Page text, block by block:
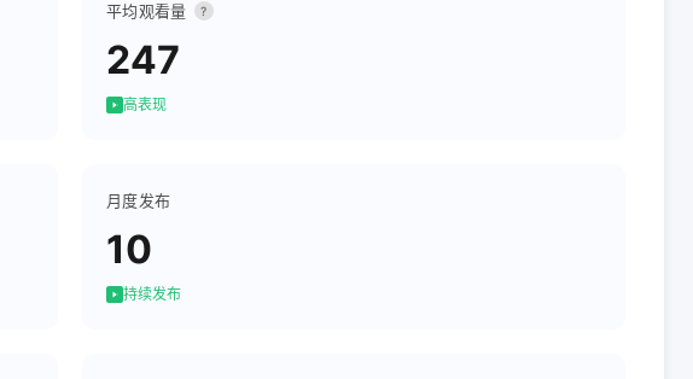
平均观看量 ?
247
高表现
月度发布
10
持续发布